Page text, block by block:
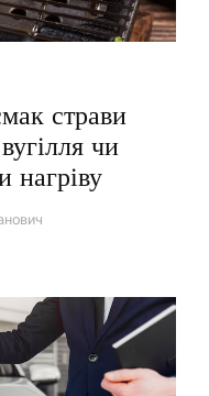
страви
чи
нагріву